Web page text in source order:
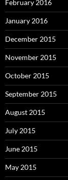
February 2016
January 2016
December 2015
November 2015
October 2015
September 2015
August 2015
July 2015
June 2015
May 2015